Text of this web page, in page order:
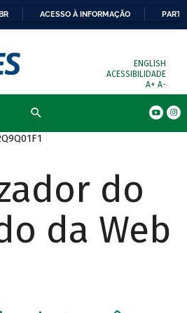
ACESSO À INFORMAÇÃO
ENGLISH
ACESSIBILIDADE
A+ A-
do
da Web